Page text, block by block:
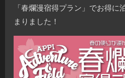
「春爛漫宿得プラン」でお得
まりました！